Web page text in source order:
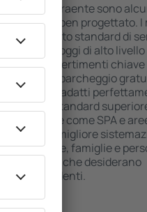
attraente sono
inclusive ben progettato. I
il più alto standard di
Gli alloggi di alto
e i divertimenti
utilizzare il parcheggio
suite che si adatti
l'hotel di standard
benessere come SPA e
La migliore
per coppie, famiglie e
le aziende che desiderano
dipendenti.